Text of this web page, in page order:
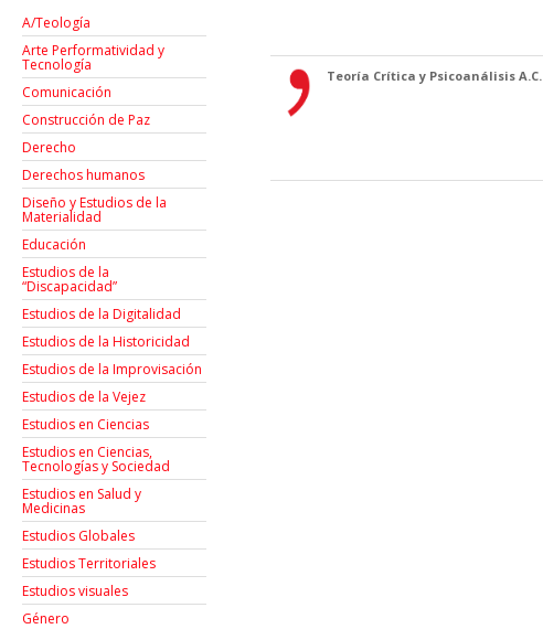
A/Teología
Arte Performatividad y
Tecnología
Comunicación
Construcción de Paz
Derecho
Derechos humanos
Diseño y Estudios de la
Materialidad
Educación
Estudios de la
“Discapacidad”
Estudios de la Digitalidad
Estudios de la Historicidad
Estudios de la Improvisación
Estudios de la Vejez
Estudios en Ciencias
Estudios en Ciencias,
Tecnologías y Sociedad
Estudios en Salud y
Medicinas
Estudios Globales
Estudios Territoriales
Estudios visuales
Género
Teoría Crítica y Psicoanálisis A.C.